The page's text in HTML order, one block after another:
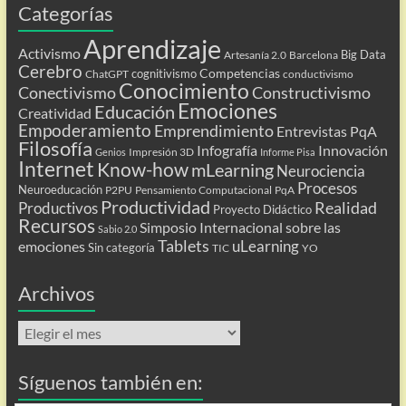
Categorías
Activismo Aprendizaje Artesanía 2.0 Barcelona Big Data
Cerebro ChatGPT cognitivismo Competencias conductivismo
ConectivismoConocimientoConstructivismo
Creatividad Educación Emociones
Empoderamiento Emprendimiento Entrevistas PqA
Filosofía Genios Impresión 3D Infografía Informe Pisa Innovación
Internet Know-howmLearning Neurociencia
Neuroeducación P2PU Pensamiento Computacional PqA Procesos
Productivos Productividad Proyecto Didáctico Realidad
Recursos Sabio 2.0 Simposio Internacional sobre las
emociones Sin categoría Tablets TIC uLearning YO
Archivos
Archivos
Síguenos también en: